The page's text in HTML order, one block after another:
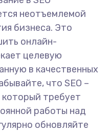
неотъемлемой
бизнеса. Это
онлайн-
целевую
в качественных
что SEO –
требует
работы над
обновляйте